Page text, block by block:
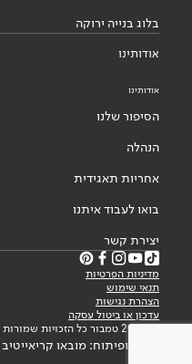
בלוג בנייה ירוקה
אודותינו
אודותינו
הסיפור שלנו
הנהלה
אחריות תאגידית
בואו לעבוד איתנו
יצירת קשר
מדיניות הפרטיות
תנאי שימוש
הצהרת נגישות
עדכון או ביטול עסקה
© 2026 טמבור כל הזכויות שמורות
עיצוב ופיתוח: מובאו קריאייטיב